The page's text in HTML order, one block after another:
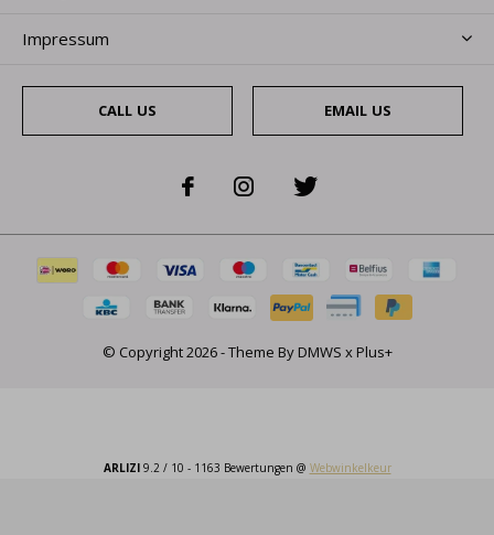
Impressum
CALL US EMAIL US
© Copyright2026- Theme ByDMWS x Plus+
ARLIZI9.2 / 10 - 1163 Bewertungen @ Webwinkelkeur